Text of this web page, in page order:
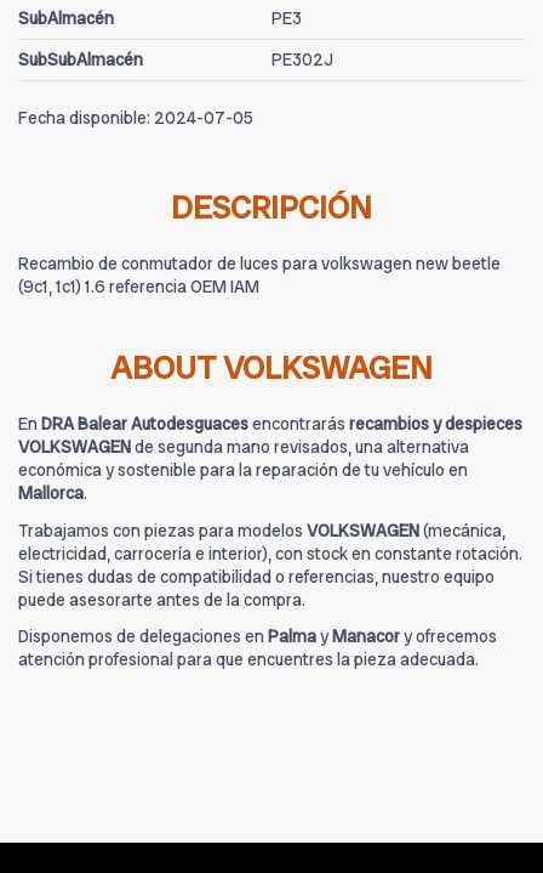
SubAlmacén
PE3
SubSubAlmacén
PE302J
Fecha disponible: 2024-07-05
DESCRIPCIÓN
Recambio de conmutador de luces para volkswagen new beetle
(9c1, 1c1) 1.6 referencia OEM IAM
ABOUT VOLKSWAGEN
En DRA Balear Autodesguacesencontrarás recambios y despieces
VOLKSWAGENde segunda mano revisados, una alternativa
económica y sostenible para la reparación de tu vehículo en
Mallorca.
Trabajamos con piezas para modelos VOLKSWAGEN(mecánica,
electricidad, carrocería e interior), con stock en constante rotación.
Si tienes dudas de compatibilidad o referencias, nuestro equipo
puede asesorarte antes de la compra.
Disponemos de delegaciones en PalmayManacory ofrecemos
atención profesional para que encuentres la pieza adecuada.